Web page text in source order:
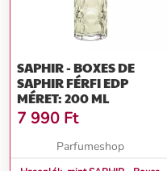
SAPHIR - BOXES DE
SAPHIR FÉRFI EDP
MÉRET: 200 ML
7 990 Ft
Parfumeshop